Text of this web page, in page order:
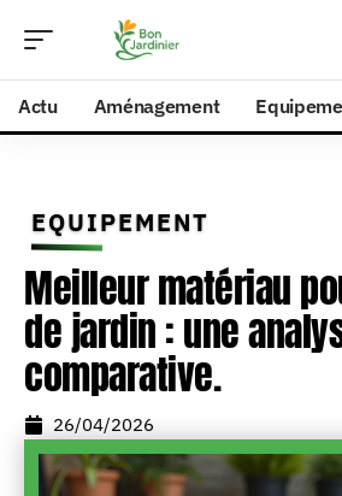
Actu Aménagement
EQUIPEMENT
Meilleur matériau
de jardin : une
comparative.
26/04/2026